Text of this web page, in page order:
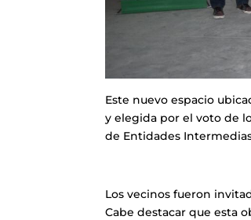
Este nuevo espacio
y elegida por el voto de
de Entidades
Los vecinos fueron
Cabe destacar que esta